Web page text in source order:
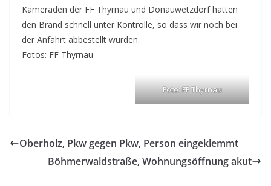
Kameraden der FF Thyrnau und Donauwetzdorf hatten
den Brand schnell unter Kontrolle, so dass wir noch bei
der Anfahrt abbestellt wurden.
Fotos: FF Thyrnau
Foto: FF Thyrnau
Oberholz, Pkw gegen Pkw, Person eingeklemmt
Böhmerwaldstraße, Wohnungsöffnung akut